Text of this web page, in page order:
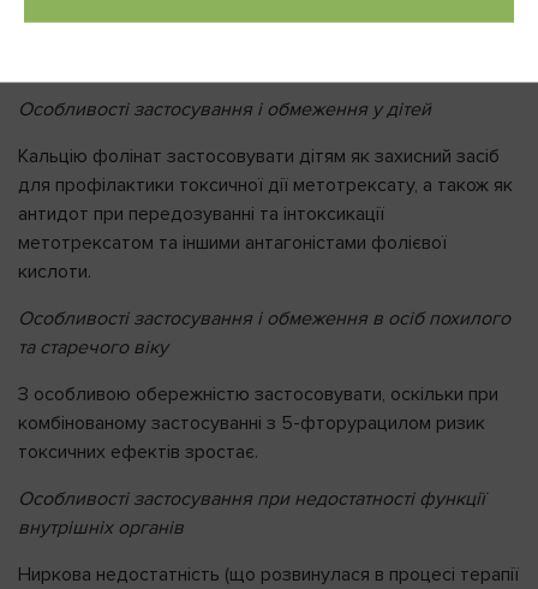
Особливості застосування і обмеження у дітей
Кальцію фолінат застосовувати дітям як захисний засіб
для профілактики токсичної дії метотрексату, а також як
антидот при передозуванні та інтоксикації
метотрексатом та іншими антагоністами фолієвої
кислоти.
Особливості застосування і обмеження в осіб похилого
та старечого віку
З особливою обережністю застосовувати, оскільки при
комбінованому застосуванні з 5-фторурацилом ризик
токсичних ефектів зростає.
Особливості застосування при недостатності функції
внутрішніх органів
Ниркова недостатність (що розвинулася в процесі терапії